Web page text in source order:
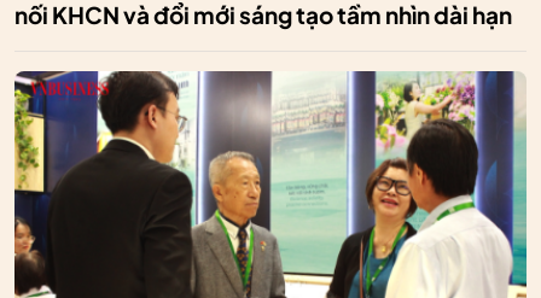
nối KHCN và đổi mới sáng tạo tầm nhìn dài hạn